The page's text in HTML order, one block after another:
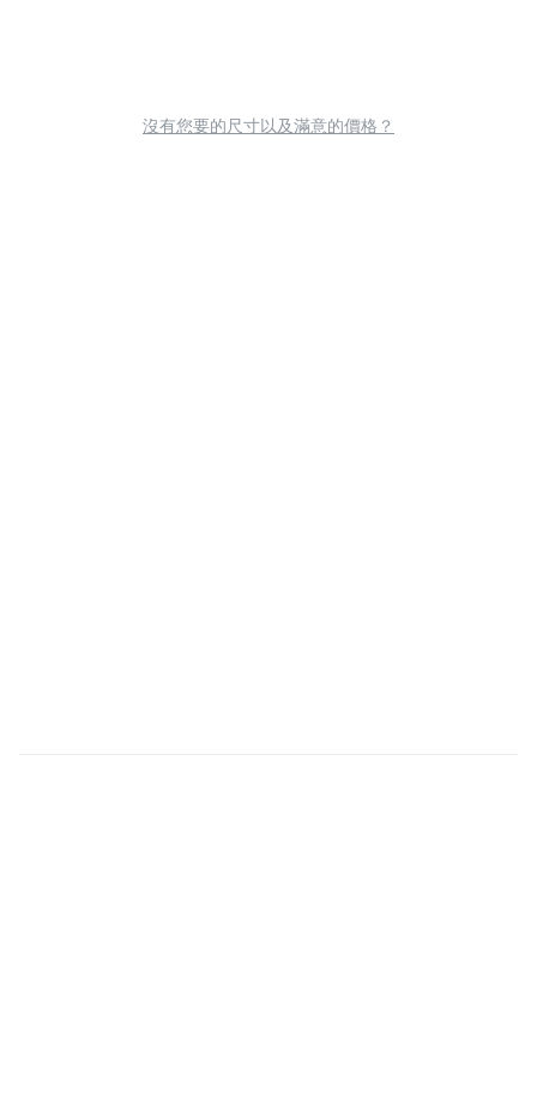
沒有您要的尺寸以及滿意的價格？